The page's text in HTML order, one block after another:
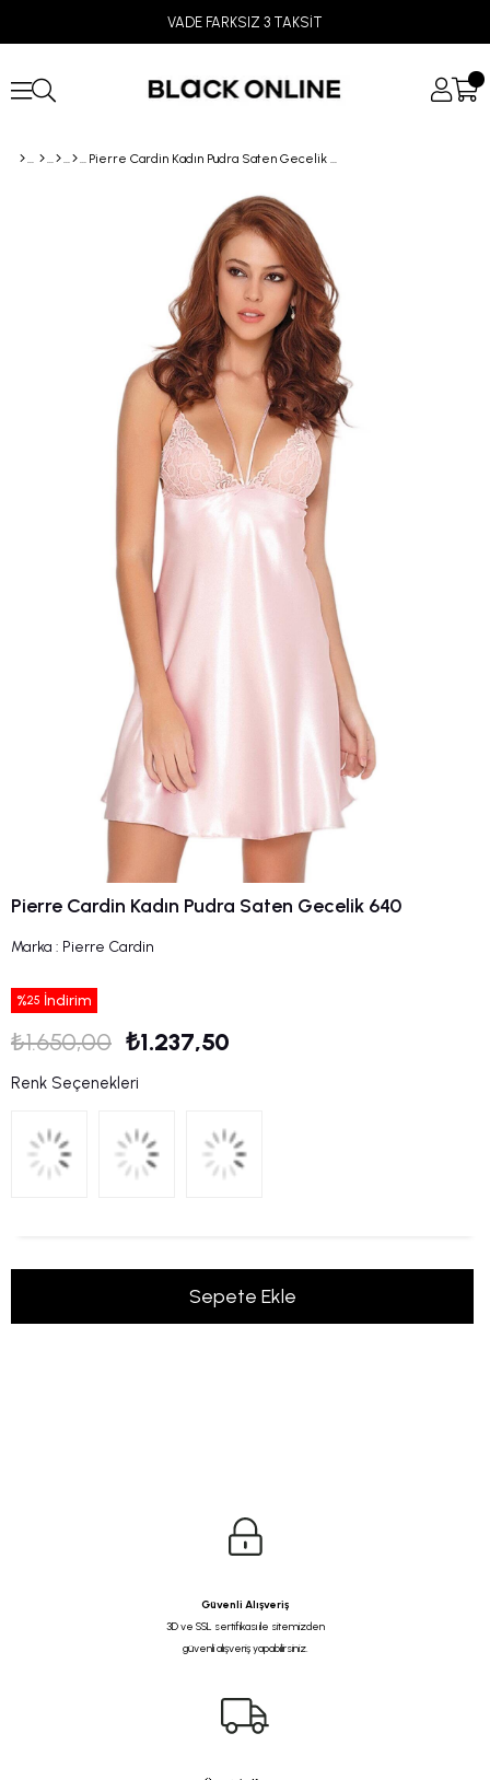
VADE FARKSIZ 3 TAKSİT
Pierre Cardin Kadın Pudra Saten Gecelik 640
Pierre Cardin Kadın Pudra Saten Gecelik 640
Marka : Pierre Cardin
%25 İndirim
₺1.650,00 ₺1.237,50
Renk Seçenekleri
Güvenli Alışveriş
3D ve SSL sertifikası ile sitemizden
güvenli alışveriş yapabilirsiniz.